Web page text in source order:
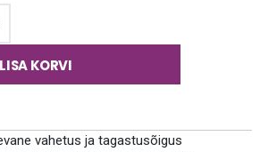
LISA KORVI
vahetus ja tagastusõigus